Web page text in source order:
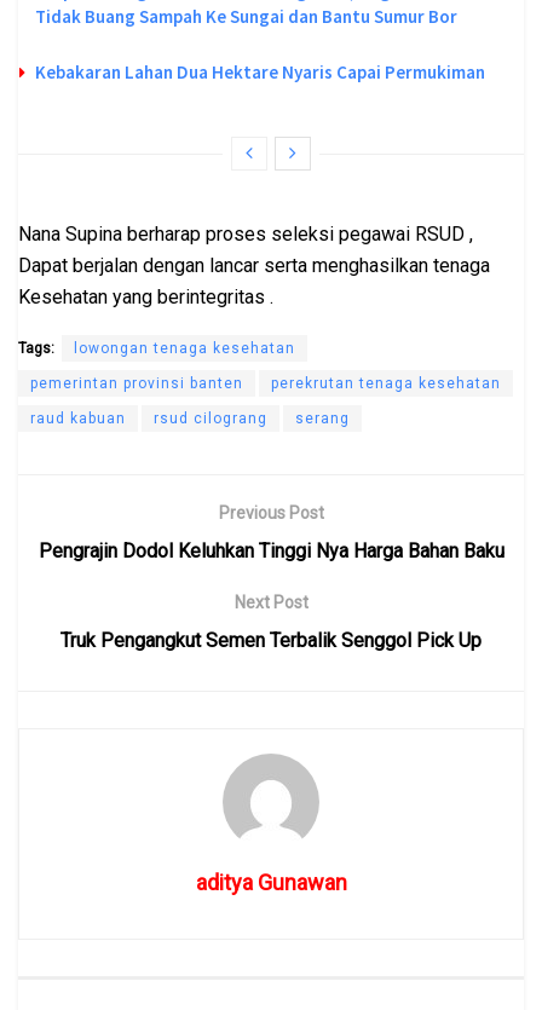
Tidak Buang Sampah Ke Sungai dan Bantu Sumur Bor
Kebakaran Lahan Dua Hektare Nyaris Capai Permukiman
Nana Supina berharap proses seleksi pegawai RSUD ,
Dapat berjalan dengan lancar serta menghasilkan tenaga
Kesehatan yang berintegritas .
Tags: lowongan tenaga kesehatan
pemerintan provinsi banten perekrutan tenaga kesehatan
raud kabuan rsud cilograng serang
Previous Post
Pengrajin Dodol Keluhkan Tinggi Nya Harga Bahan Baku
Next Post
Truk Pengangkut Semen Terbalik Senggol Pick Up
aditya Gunawan